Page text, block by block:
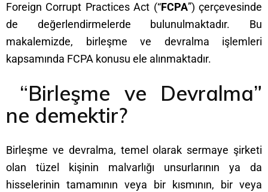
Foreign Corrupt Practices Act (“FCPA”) çerçevesinde
de değerlendirmelerde bulunulmaktadır. Bu
makalemizde, birleşme ve devralma işlemleri
kapsamında FCPA konusu ele alınmaktadır.
“Birleşme ve Devralma”
ne demektir?
Birleşme ve devralma, temel olarak sermaye şirketi
olan tüzel kişinin malvarlığı unsurlarının ya da
hisselerinin tamamının veya bir kısmının, bir veya